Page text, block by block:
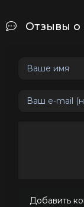
Отзывы о
Добавить